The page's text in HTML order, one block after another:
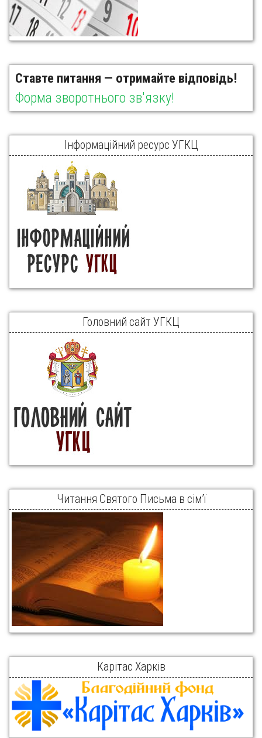
Ставте питання — отримайте відповідь!
Форма зворотнього зв'язку!
Інформаційний ресурс УГКЦ
Головний сайт УГКЦ
Читання Святого Письма в сім’ї
Карітас Харків